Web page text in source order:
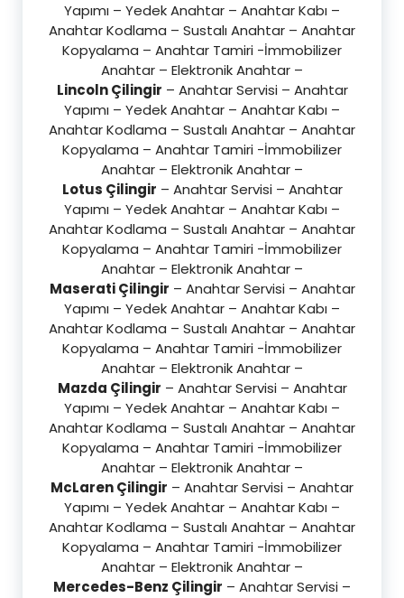
Yapımı – Yedek Anahtar – Anahtar Kabı –
Anahtar Kodlama – Sustalı Anahtar – Anahtar
Kopyalama – Anahtar Tamiri -İmmobilizer
Anahtar – Elektronik Anahtar –
Lincoln Çilingir – Anahtar Servisi – Anahtar
Yapımı – Yedek Anahtar – Anahtar Kabı –
Anahtar Kodlama – Sustalı Anahtar – Anahtar
Kopyalama – Anahtar Tamiri -İmmobilizer
Anahtar – Elektronik Anahtar –
Lotus Çilingir – Anahtar Servisi – Anahtar
Yapımı – Yedek Anahtar – Anahtar Kabı –
Anahtar Kodlama – Sustalı Anahtar – Anahtar
Kopyalama – Anahtar Tamiri -İmmobilizer
Anahtar – Elektronik Anahtar –
Maserati Çilingir – Anahtar Servisi – Anahtar
Yapımı – Yedek Anahtar – Anahtar Kabı –
Anahtar Kodlama – Sustalı Anahtar – Anahtar
Kopyalama – Anahtar Tamiri -İmmobilizer
Anahtar – Elektronik Anahtar –
Mazda Çilingir – Anahtar Servisi – Anahtar
Yapımı – Yedek Anahtar – Anahtar Kabı –
Anahtar Kodlama – Sustalı Anahtar – Anahtar
Kopyalama – Anahtar Tamiri -İmmobilizer
Anahtar – Elektronik Anahtar –
McLaren Çilingir – Anahtar Servisi – Anahtar
Yapımı – Yedek Anahtar – Anahtar Kabı –
Anahtar Kodlama – Sustalı Anahtar – Anahtar
Kopyalama – Anahtar Tamiri -İmmobilizer
Anahtar – Elektronik Anahtar –
Mercedes-Benz Çilingir – Anahtar Servisi –